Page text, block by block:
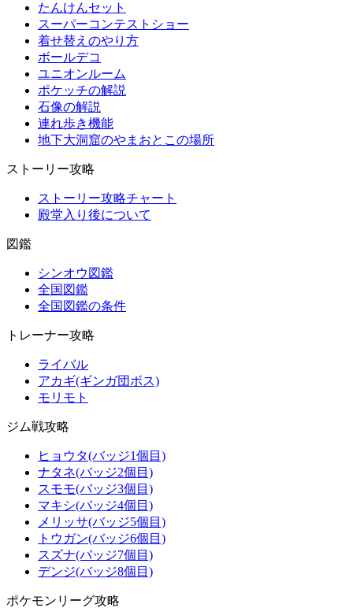
たんけんセット
スーパーコンテストショー
着せ替えのやり方
ボールデコ
ユニオンルーム
ポケッチの解説
石像の解説
連れ歩き機能
地下大洞窟のやまおとこの場所
ストーリー攻略
ストーリー攻略チャート
殿堂入り後について
図鑑
シンオウ図鑑
全国図鑑
全国図鑑の条件
トレーナー攻略
ライバル
アカギ(ギンガ団ボス)
モリモト
ジム戦攻略
ヒョウタ(バッジ1個目)
ナタネ(バッジ2個目)
スモモ(バッジ3個目)
マキシ(バッジ4個目)
メリッサ(バッジ5個目)
トウガン(バッジ6個目)
スズナ(バッジ7個目)
デンジ(バッジ8個目)
ポケモンリーグ攻略